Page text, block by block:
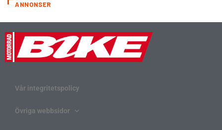
ANNONSER
Vår integritetspolicy
Övriga webbsidor